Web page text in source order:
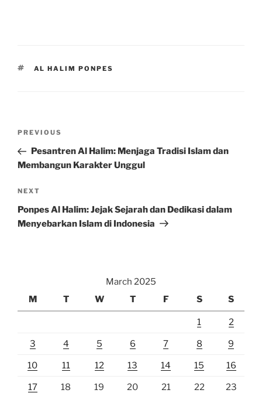
TAGS
AL HALIM PONPES
Previous
Post
PREVIOUS
Pesantren Al Halim: Menjaga Tradisi Islam dan
Membangun Karakter Unggul
Next
Post
NEXT
Ponpes Al Halim: Jejak Sejarah dan Dedikasi dalam
Menyebarkan Islam di Indonesia
March 2025
M
T W T F S S
1 2
3 4 5 6 7 8 9
10 11 12 13 14 15 16
17 18 19 20 21 22 23